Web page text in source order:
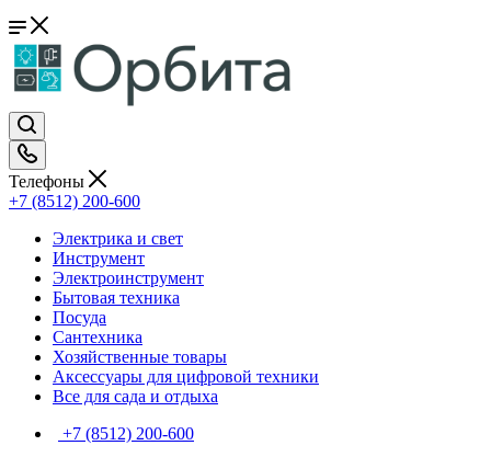
Телефоны
+7 (8512) 200-600
Электрика и свет
Инструмент
Электроинструмент
Бытовая техника
Посуда
Сантехника
Хозяйственные товары
Аксессуары для цифровой техники
Все для сада и отдыха
+7 (8512) 200-600